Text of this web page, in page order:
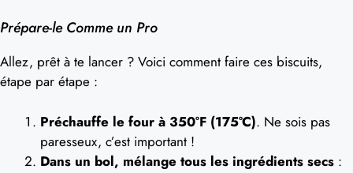
Prépare-le Comme un Pro
Allez, prêt à te lancer ? Voici comment faire ces biscuits,
étape par étape :
Préchauffe le four à 350°F (175°C). Ne sois pas
paresseux, c’est important !
Dans un bol, mélange tous les ingrédients secs :